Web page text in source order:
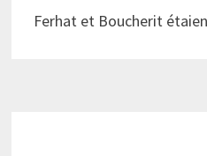
Ferhat et Boucherit